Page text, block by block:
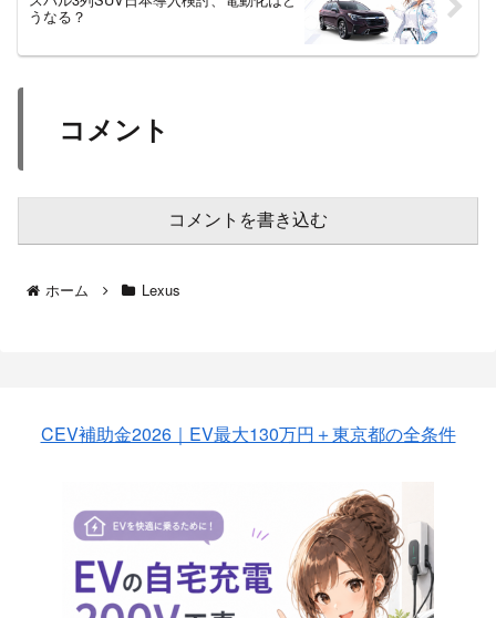
うなる？
コメント
コメントを書き込む
ホーム Lexus
CEV補助金2026｜EV最大130万円＋東京都の全条件